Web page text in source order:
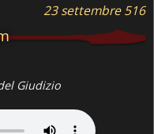
23 settembre 516
Giudizio